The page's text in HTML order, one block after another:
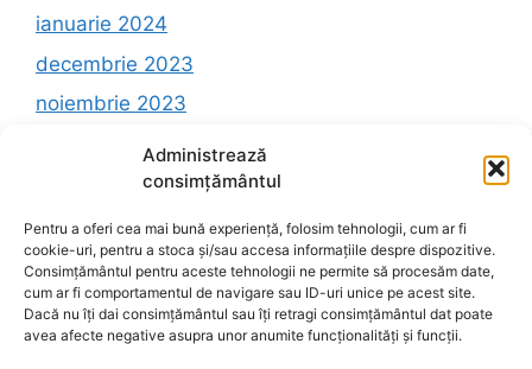
Administrează
consimțământul
Pentru a oferi cea mai bună experiență, folosim tehnologii, cum ar fi
cookie-uri, pentru a stoca și/sau accesa informațiile despre dispozitive.
Consimțământul pentru aceste tehnologii ne permite să procesăm date,
cum ar fi comportamentul de navigare sau ID-uri unice pe acest site.
Dacă nu îți dai consimțământul sau îți retragi consimțământul dat poate
avea afecte negative asupra unor anumite funcționalități și funcții.
ianuarie 2024
decembrie 2023
noiembrie 2023
octombrie 2023
Categorii
Fără categorie